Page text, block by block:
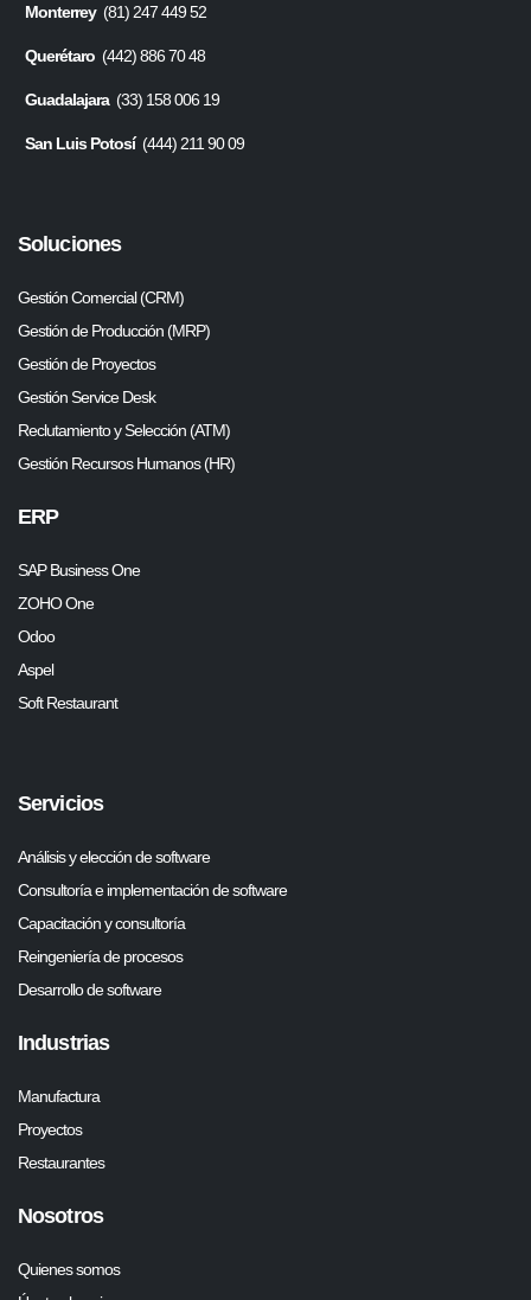
Monterrey(81) 247 449 52
Querétaro (442) 886 70 48
Guadalajara(33) 158 006 19
San Luis Potosí(444) 211 90 09
Soluciones
Gestión Comercial (CRM)
Gestión de Producción (MRP)
Gestión de Proyectos
Gestión Service Desk
Reclutamiento y Selección (ATM)
Gestión Recursos Humanos (HR)
ERP
SAP Business One
ZOHO One
Odoo
Aspel
Soft Restaurant
Servicios
Análisis y elección de software
Consultoría e implementación de software
Capacitación y consultoría
Reingeniería de procesos
Desarrollo de software
Industrias
Manufactura
Proyectos
Restaurantes
Nosotros
Quienes somos